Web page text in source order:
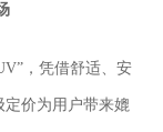
，凭借舒适、安
定价为用户带来媲